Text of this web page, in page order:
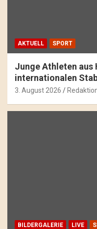
AKTUELL SPORT
Junge Athleten aus
internationalen
3. August 2026
BILDERGALERIE LIVE